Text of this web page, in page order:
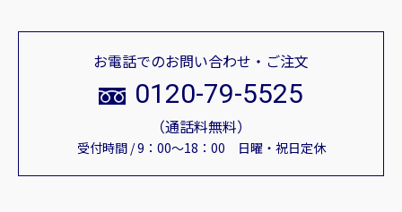
お電話でのお問い合わせ・ご注文
0120-79-5525
（通話料無料）
受付時間 / 9：00～18：00 日曜・祝日定休